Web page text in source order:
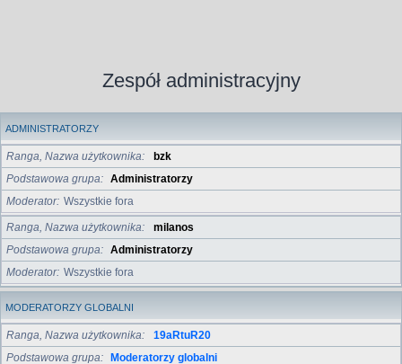
Zespół administracyjny
ADMINISTRATORZY
Ranga, Nazwa użytkownika
bzk
Podstawowa grupa
Administratorzy
Moderator Wszystkie fora
Ranga, Nazwa użytkownika
milanos
Podstawowa grupa
Administratorzy
Moderator Wszystkie fora
MODERATORZY GLOBALNI
Ranga, Nazwa użytkownika
19aRtuR20
Podstawowa grupa
Moderatorzy globalni